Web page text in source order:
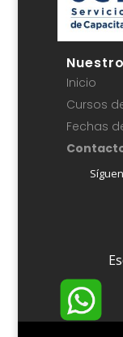
Inicio
Cursos
Fechas